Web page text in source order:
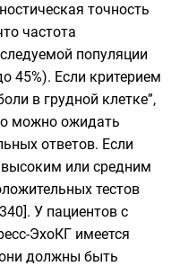
точность
частота
популяции
45%). Если критерием
в грудной клетке”,
можно ожидать
ответов. Если
или средним
тестов
У пациентов с
ЭхоКГ имеется
должны быть